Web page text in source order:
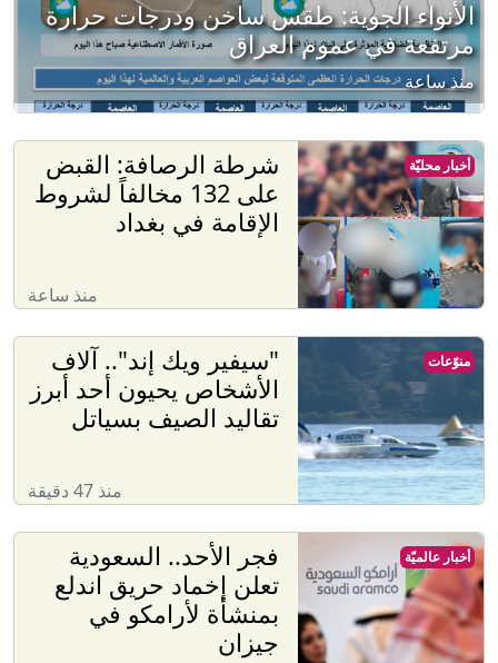
الأنواء الجوية: طقس ساخن ودرجات حرارة
مرتفعة في عموم العراق
منذ ساعة
شرطة الرصافة: القبض
على 132 مخالفاً لشروط
الإقامة في بغداد
منذ ساعة
أخبار محليّة
"سيفير ويك إند".. آلاف
الأشخاص يحيون أحد أبرز
تقاليد الصيف بسياتل
منذ 47 دقيقة
منوّعات
فجر الأحد.. السعودية
تعلن إخماد حريق اندلع
بمنشأة لأرامكو في
جيزان
أخبار عالميّة